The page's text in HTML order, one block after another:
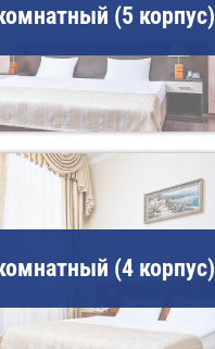
(5 корпус)
(4 корпус)